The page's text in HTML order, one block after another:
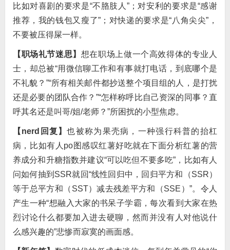
比如对喜剧的要求是“不胳肢人”；对安利的要求是“感谢
推荐，我的钱包又瘦了”；对快递的要求是“八角尖尖”，
不要被压得屎一样。
【职场礼节迷思】 想在职场上做一个高效得体的专业人
士，却总被“用微信聊工作和有事就打电话，到底哪个是
不礼貌？”“所有相关邮件都抄送整个项目组的人，是打扰
还是必要的团队合作？”“怎样称呼比自己资深的同事？直
呼其名还是叫哥/姐/老师？”所困扰的小型焦虑。
【nerd回复】也被称为果壳病，一种强行科普的抬杠
病，比如有人po图感叹红薯好吃就在下面分析红薯的营
养成分和升糖指数并建议“可以吃但不要多吃”，比如有人
问如何抽到SSR就回“线性回归中，回归平方和（SSR）
等于总平方和（SST）减去残差平方和（SSE）”。令人
产生一种“想融入大家的书呆子学霸，每次看到大家在热
烈讨论什么都要加入进去硬聊，然而并没有人对他说什
么感兴趣的”悲惨而寂寞的画面感。